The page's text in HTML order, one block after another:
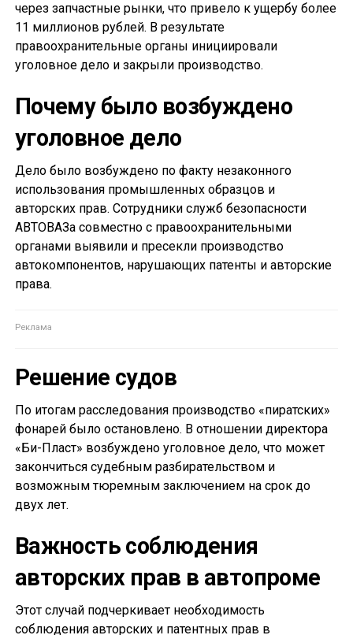
через запчастные рынки, что привело к ущербу более
11 миллионов рублей. В результате
правоохранительные органы инициировали
уголовное дело и закрыли производство.
Почему было возбуждено
уголовное дело
Дело было возбуждено по факту незаконного
использования промышленных образцов и
авторских прав. Сотрудники служб безопасности
АВТОВАЗа совместно с правоохранительными
органами выявили и пресекли производство
автокомпонентов, нарушающих патенты и авторские
права.
Решение судов
По итогам расследования производство «пиратских»
фонарей было остановлено. В отношении директора
«Би-Пласт» возбуждено уголовное дело, что может
закончиться судебным разбирательством и
возможным тюремным заключением на срок до
двух лет.
Важность соблюдения
авторских прав в автопроме
Этот случай подчеркивает необходимость
соблюдения авторских и патентных прав в